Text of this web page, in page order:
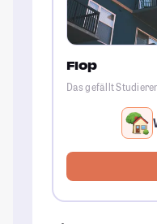
Flop
Das gefällt